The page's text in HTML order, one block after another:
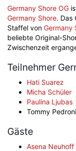
Germany Shore OG
Germany Shore. Das
Staffel von Germany
beliebte Original-
Zwischenzeit
Teilnehmer
Hati Suarez
Micha Schüler
Paulina Ljubas
Tommy Pedroni
Gäste
Asena Neuhoff